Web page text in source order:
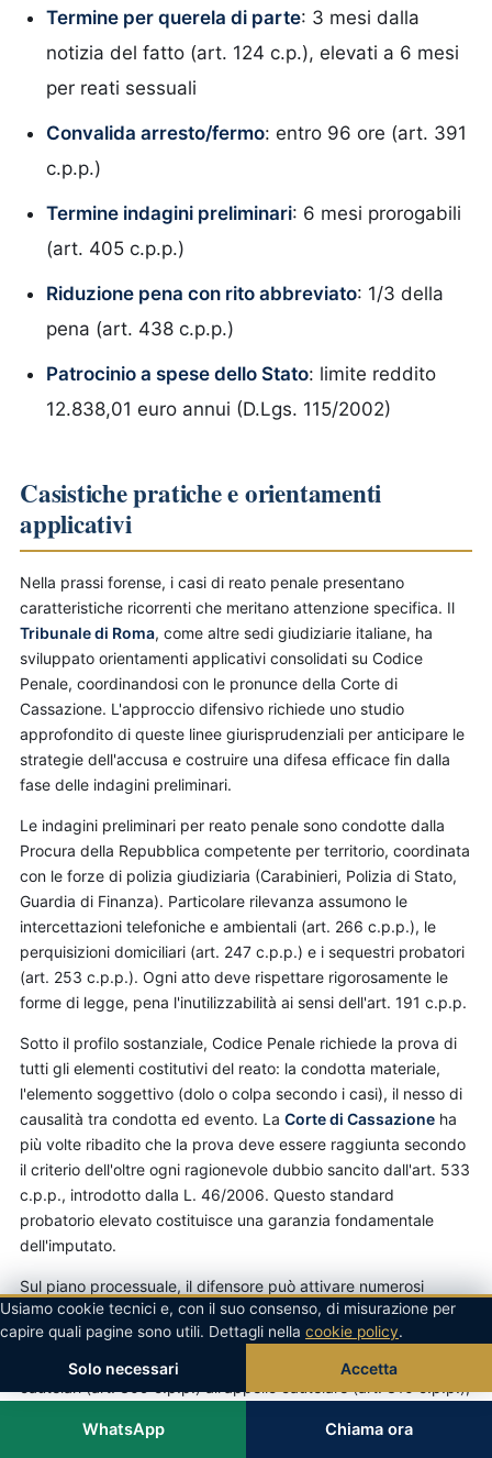
Termine per querela di parte: 3 mesi dalla
notizia del fatto (art. 124 c.p.), elevati a 6 mesi
per reati sessuali
Convalida arresto/fermo: entro 96 ore (art. 391
c.p.p.)
Termine indagini preliminari: 6 mesi prorogabili
(art. 405 c.p.p.)
Riduzione pena con rito abbreviato: 1/3 della
pena (art. 438 c.p.p.)
Patrocinio a spese dello Stato: limite reddito
12.838,01 euro annui (D.Lgs. 115/2002)
Casistiche pratiche e orientamenti
applicativi
Nella prassi forense, i casi di reato penale presentano
caratteristiche ricorrenti che meritano attenzione specifica. Il
Tribunale di Roma, come altre sedi giudiziarie italiane, ha
sviluppato orientamenti applicativi consolidati su Codice
Penale, coordinandosi con le pronunce della Corte di
Cassazione. L'approccio difensivo richiede uno studio
approfondito di queste linee giurisprudenziali per anticipare le
strategie dell'accusa e costruire una difesa efficace fin dalla
fase delle indagini preliminari.
Le indagini preliminari per reato penale sono condotte dalla
Procura della Repubblica competente per territorio, coordinata
con le forze di polizia giudiziaria (Carabinieri, Polizia di Stato,
Guardia di Finanza). Particolare rilevanza assumono le
intercettazioni telefoniche e ambientali (art. 266 c.p.p.), le
perquisizioni domiciliari (art. 247 c.p.p.) e i sequestri probatori
(art. 253 c.p.p.). Ogni atto deve rispettare rigorosamente le
forme di legge, pena l'inutilizzabilità ai sensi dell'art. 191 c.p.p.
Sotto il profilo sostanziale, Codice Penale richiede la prova di
tutti gli elementi costitutivi del reato: la condotta materiale,
l'elemento soggettivo (dolo o colpa secondo i casi), il nesso di
causalità tra condotta ed evento. La Corte di Cassazione ha
più volte ribadito che la prova deve essere raggiunta secondo
il criterio dell'oltre ogni ragionevole dubbio sancito dall'art. 533
c.p.p., introdotto dalla L. 46/2006. Questo standard
probatorio elevato costituisce una garanzia fondamentale
dell'imputato.
Sul piano processuale, il difensore può attivare numerosi
strumenti per tutelare la posizione dell'assistito: dalle memorie
difensive ex art. 121 c.p.p. alle investigazioni difensive ex artt.
391-bis ss. c.p.p., dalla richiesta di riesame delle misure
post-sentenza. La scelta degli strumenti dipende dalla fase
WhatsApp Chiama ora
Usiamo cookie tecnici e, con il suo consenso, di misurazione per
capire quali pagine sono utili. Dettagli nella cookie policy.
Solo necessari Accetta